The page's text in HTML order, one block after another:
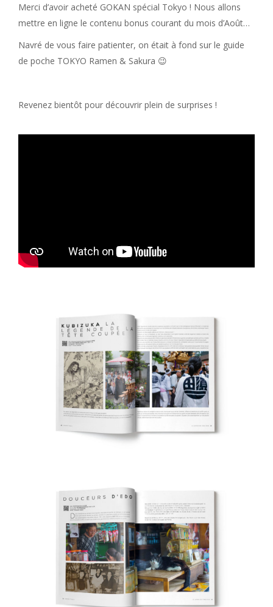
Merci d’avoir acheté GOKAN spécial Tokyo ! Nous allons
mettre en ligne le contenu bonus courant du mois d’Août…
Navré de vous faire patienter, on était à fond sur le guide
de poche TOKYO Ramen & Sakura 😉
Revenez bientôt pour découvrir plein de surprises !